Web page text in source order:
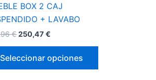
BOX 2 CAJ
+ LAVABO
€250,47€
Seleccionar opciones